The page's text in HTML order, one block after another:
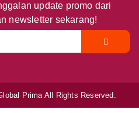
update promo dari
newsletter sekarang!
Prima All Rights Reserved.